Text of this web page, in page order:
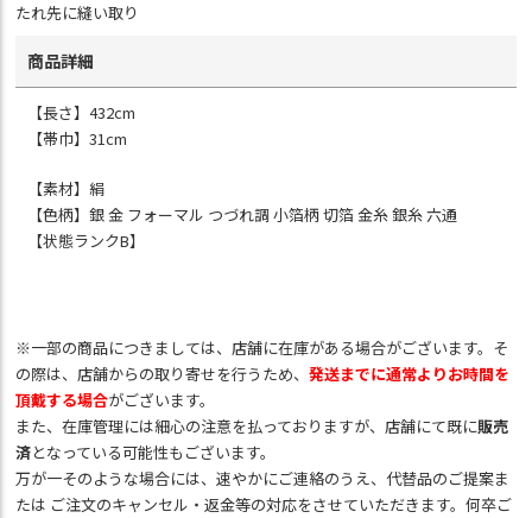
たれ先に縫い取り
商品詳細
【長さ】432cm
【帯巾】31cm
【素材】絹
【色柄】銀 金 フォーマル つづれ調 小箔柄 切箔 金糸 銀糸 六通
【状態ランクB】
※一部の商品につきましては、店舗に在庫がある場合がございます。そ
の際は、店舗からの取り寄せを行うため、発送までに通常よりお時間を
頂戴する場合がございます。
また、在庫管理には細心の注意を払っておりますが、店舗にて既に販売
済となっている可能性もございます。
万が一そのような場合には、速やかにご連絡のうえ、代替品のご提案ま
たは ご注文のキャンセル・返金等の対応をさせていただきます。何卒ご